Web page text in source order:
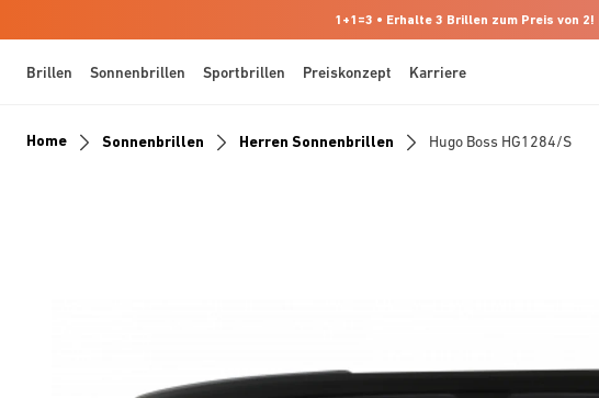
1+1=3 • Erhalte 3 Brillen zum Preis von 2! |
Brillen Sonnenbrillen Sportbrillen Preiskonzept Karriere
Home Sonnenbrillen Herren Sonnenbrillen Hugo Boss HG1284/S